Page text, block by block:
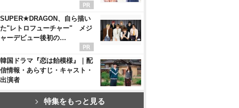
SUPER★DRAGON、自ら描い
た"レトロフューチャー" メジ
ャーデビュー後初の…
韓国ドラマ『恋は飴模様』｜配
信情報・あらすじ・キャスト・
出演者
特集をもっと見る